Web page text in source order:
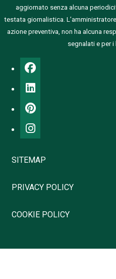
aggiornato senza alcuna
testata giornalistica.
azione preventiva, non ha alcuna
segnalati e per
SITEMAP
PRIVACY POLICY
COOKIE POLICY